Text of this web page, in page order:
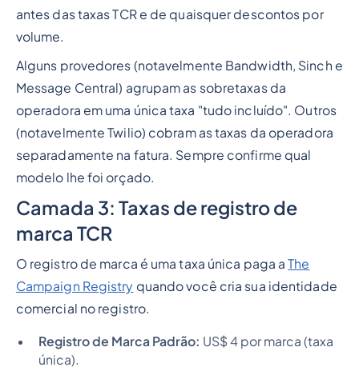
antes das taxas TCR e de quaisquer descontos por
volume.
Alguns provedores (notavelmente Bandwidth, Sinch e
Message Central) agrupam as sobretaxas da
operadora em uma única taxa "tudo incluído". Outros
(notavelmente Twilio) cobram as taxas da operadora
separadamente na fatura. Sempre confirme qual
modelo lhe foi orçado.
Camada 3: Taxas de registro de
marca TCR
O registro de marca é uma taxa única paga aThe
Campaign Registry quando você cria sua identidade
comercial no registro.
Registro de Marca Padrão: US$ 4 por marca (taxa
única).